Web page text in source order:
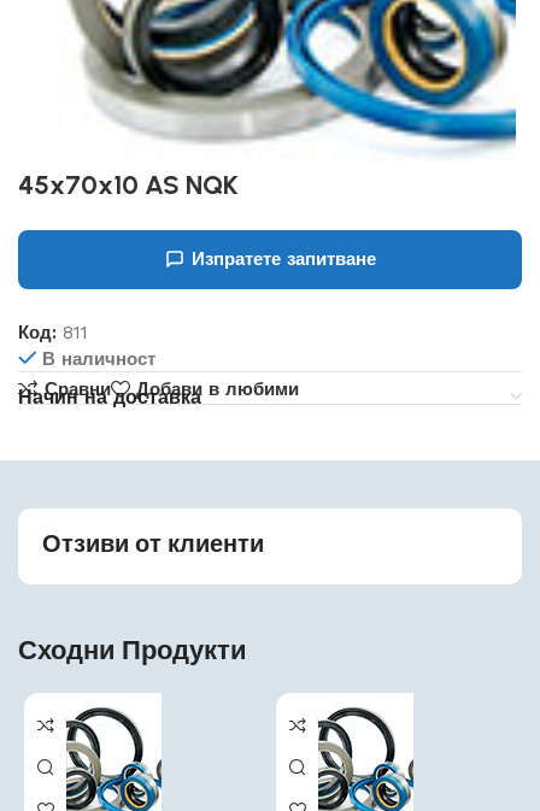
45x70x10 AS NQK
Изпратете запитване
Код: 811
В наличност
Сравни
Добави в любими
Начин на доставка
Отзиви от клиенти
Сходни Продукти